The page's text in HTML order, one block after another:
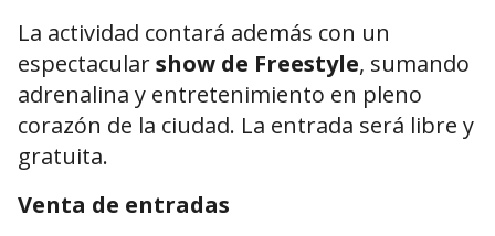
La actividad contará además con un
espectacularshow de Freestyle, sumando
adrenalina y entretenimiento en pleno
corazón de la ciudad. La entrada será libre y
gratuita.
Venta de entradas